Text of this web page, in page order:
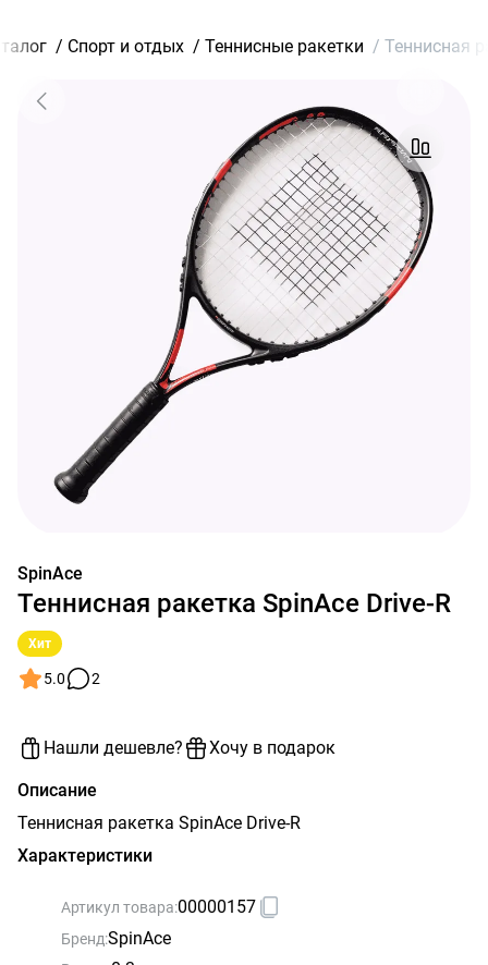
/ Спорт и отдых / Теннисные ракетки / Теннисная
SpinAce
Теннисная ракетка SpinAce Drive-R
Хит
5.0 2
Нашли дешевле? Хочу в подарок
Описание
Теннисная ракетка SpinAce Drive-R
Характеристики
Артикул товара:00000157
Бренд:SpinAce